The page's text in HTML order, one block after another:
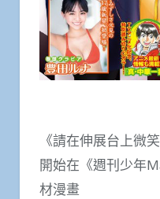
《請在伸展台上微
開始在《週刊少年
材漫畫